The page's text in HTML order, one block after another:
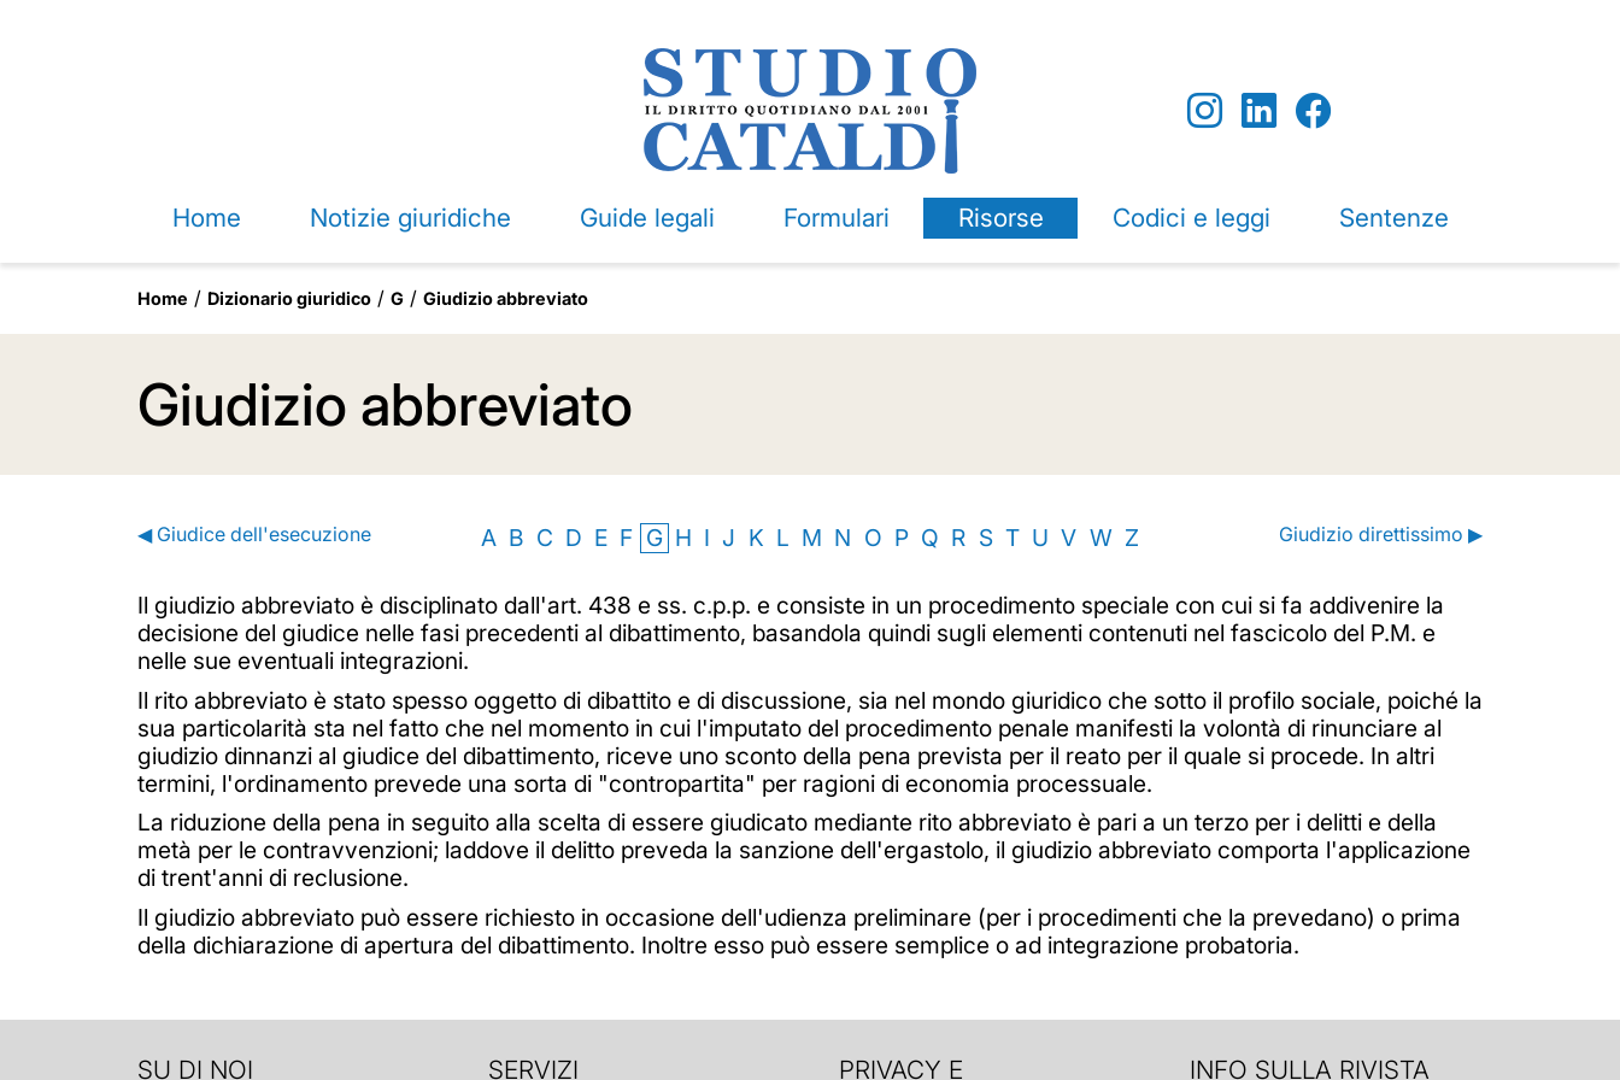
Home Notizie giuridiche Guide legali Formulari Risorse Codici e leggi Sentenze
Home Dizionario giuridico G Giudizio abbreviato
Giudizio abbreviato
◀ Giudice dell'esecuzione A B C D E F G H I J K L M N O P Q R S T U V W Z Giudizio direttissimo ▶
Il giudizio abbreviato è disciplinato dall'art. 438 e ss. c.p.p. e consiste in un procedimento speciale con cui si fa addivenire la
decisione del giudice nelle fasi precedenti al dibattimento, basandola quindi sugli elementi contenuti nel fascicolo del P.M. e
nelle sue eventuali integrazioni.
Il rito abbreviato è stato spesso oggetto di dibattito e di discussione, sia nel mondo giuridico che sotto il profilo sociale, poiché la
sua particolarità sta nel fatto che nel momento in cui l'imputato del procedimento penale manifesti la volontà di rinunciare al
giudizio dinnanzi al giudice del dibattimento, riceve uno sconto della pena prevista per il reato per il quale si procede. In altri
termini, l'ordinamento prevede una sorta di "contropartita" per ragioni di economia processuale.
La riduzione della pena in seguito alla scelta di essere giudicato mediante rito abbreviato è pari a un terzo per i delitti e della
metà per le contravvenzioni; laddove il delitto preveda la sanzione dell'ergastolo, il giudizio abbreviato comporta l'applicazione
di trent'anni di reclusione.
Il giudizio abbreviato può essere richiesto in occasione dell'udienza preliminare (per i procedimenti che la prevedano) o prima
della dichiarazione di apertura del dibattimento. Inoltre esso può essere semplice o ad integrazione probatoria.
SU DI NOI SERVIZI PRIVACY E INFO SULLA RIVISTA